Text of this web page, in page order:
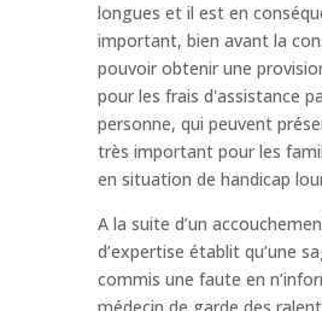
longues et il est en
important, bien avant la
pouvoir obtenir une
pour les frais d'assistance
personne, qui peuvent
très important pour les
en situation de handicap
A la suite d’un
d’expertise établit qu’une
commis une faute en